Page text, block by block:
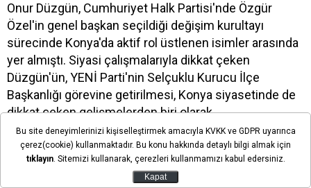
Onur Düzgün, Cumhuriyet Halk Partisi'nde Özgür
Özel'in genel başkan seçildiği değişim kurultayı
sürecinde Konya'da aktif rol üstlenen isimler arasında
yer almıştı. Siyasi çalışmalarıyla dikkat çeken
Düzgün'ün, YENİ Parti'nin Selçuklu Kurucu İlçe
Başkanlığı görevine getirilmesi, Konya siyasetinde de
dikkat çeken gelişmelerden biri olarak
değerlendiriliyor.
"SELÇUKLU İÇİN DURMADAN ÇALIŞACAĞIZ"
Görevlendirilmesinin ardından yazılı bir açıklama yapan
Bu site deneyimlerinizi kişiselleştirmek amacıyla KVKK ve GDPR uyarınca
çerez(cookie) kullanmaktadır. Bu konu hakkında detaylı bilgi almak için
tıklayın. Sitemizi kullanarak, çerezleri kullanmamızı kabul edersiniz.
Kapat